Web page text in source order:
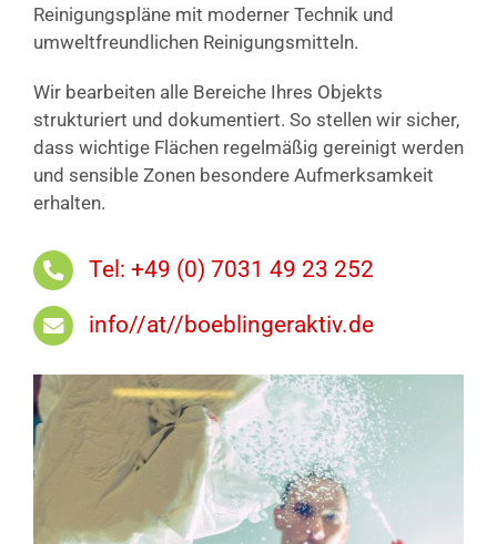
Reinigungspläne mit moderner Technik und
umweltfreundlichen Reinigungsmitteln.
Wir bearbeiten alle Bereiche Ihres Objekts
strukturiert und dokumentiert. So stellen wir sicher,
dass wichtige Flächen regelmäßig gereinigt werden
und sensible Zonen besondere Aufmerksamkeit
erhalten.
Tel: +49 (0) 7031 49 23 252
info//at//boeblingeraktiv.de